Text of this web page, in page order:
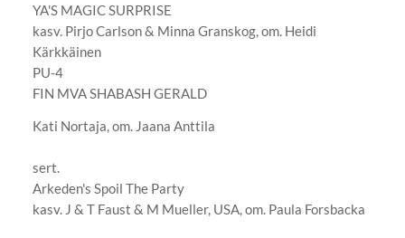
YA'S MAGIC SURPRISE
kasv. Pirjo Carlson & Minna Granskog, om. Heidi
Kärkkäinen
PU-4
FIN MVA SHABASH GERALD
Kati Nortaja, om. Jaana Anttila
sert.
Arkeden's Spoil The Party
kasv. J & T Faust & M Mueller, USA, om. Paula Forsbacka